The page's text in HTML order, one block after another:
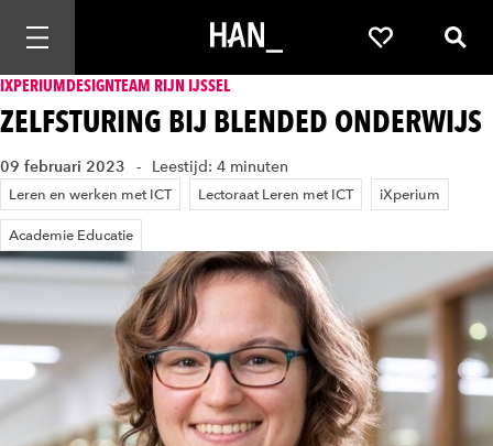
Mobiele navigatie openen Favorieten
IXPERIUMDESIGNTEAM RIJN IJSSEL
ZELFSTURING BIJ BLENDED ONDERWIJS
09 februari 2023 Leestijd: 4 minuten
Leren en werken met ICT Lectoraat Leren met ICT iXperium
Academie Educatie